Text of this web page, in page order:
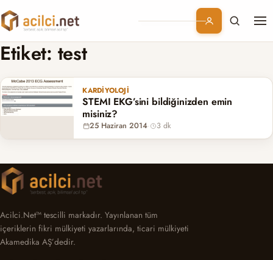
Branşlar
Konular
Kurumsal
Etiket: test
KARDIYOLOJI
STEMI EKG’sini bildiğinizden emin
misiniz?
25 Haziran 2014· 3 dk
Acilci.Net™ tescilli markadır. Yayınlanan tüm
içeriklerin fikri mülkiyeti yazarlarında, ticari mülkiyeti
Akamedika AŞ’dedir.